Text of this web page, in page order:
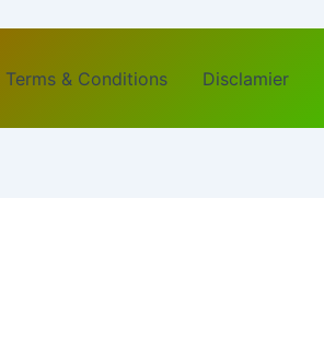
Terms & Conditions Disclamier